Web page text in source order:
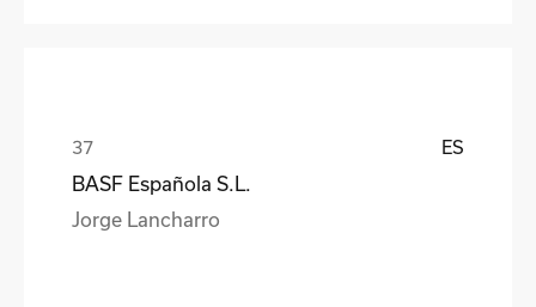
ES
BASF Española S.L.
Jorge Lancharro